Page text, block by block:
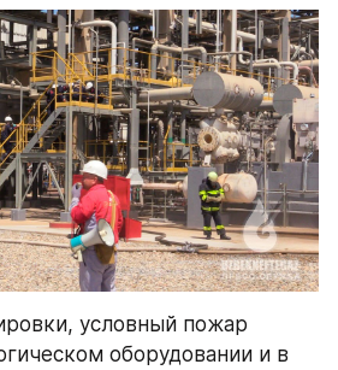
условный пожар
оборудовании и в